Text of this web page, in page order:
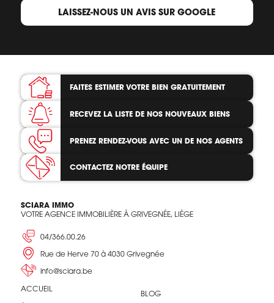
LAISSEZ-NOUS UN AVIS SUR GOOGLE
FAITES ESTIMER VOTRE BIEN GRATUITEMENT
RECEVEZ LA LISTE DE NOS NOUVEAUX BIENS
PRENEZ RENDEZ-VOUS AVEC UN DE NOS AGENTS
CONTACTEZ NOTRE ÉQUIPE
SCIARA IMMO
VOTRE AGENCE IMMOBILIÈRE À GRIVEGNÉE, LIÈGE
04/366.00.26
Rue de Herve 70 à 4030 Grivegnée
info@sciara.be
ACCUEIL
BLOG